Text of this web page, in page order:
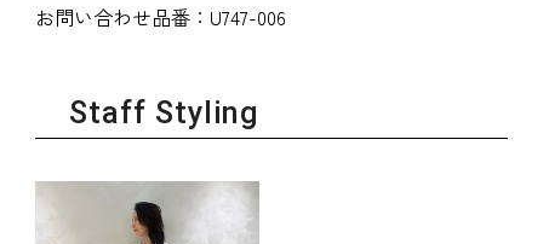
お問い合わせ品番： U747-006
Staff Styling